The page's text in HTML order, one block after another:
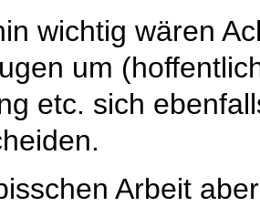
wichtig wären
um
etc. sich
Arbeit